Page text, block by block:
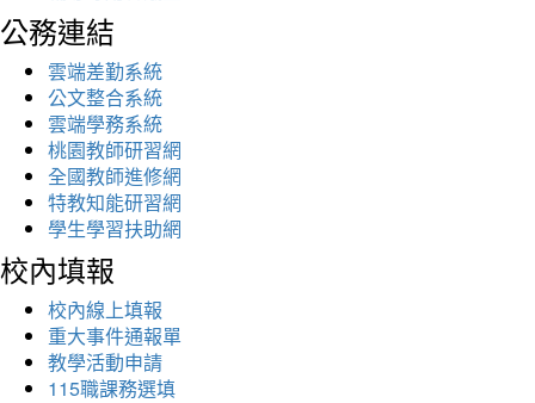
公務連結
雲端差勤系統
公文整合系統
雲端學務系統
桃園教師研習網
全國教師進修網
特教知能研習網
學生學習扶助網
校內填報
校內線上填報
重大事件通報單
教學活動申請
115職課務選填